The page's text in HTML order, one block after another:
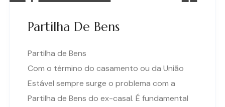
Partilha De Bens
Partilha de Bens
Com o término do casamento ou da União
Estável sempre surge o problema com a
Partilha de Bens do ex-casal. É fundamental